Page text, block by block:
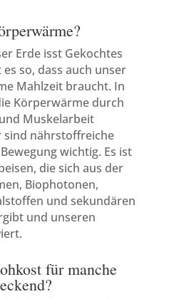
Erde isst Gekochtes
so, dass auch unser
Mahlzeit braucht. In
Körperwärme durch
Muskelarbeit
sind nährstoffreiche
wichtig. Es ist
die sich aus der
Biophotonen,
und sekundären
und unseren
für manche